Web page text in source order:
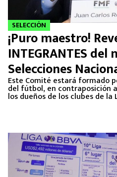
SELECCIÓN
¡Puro maestro!
INTEGRANTES
Selecciones
Este Comité estará formado
del fútbol, en contraposición
los dueños de los clubes de la